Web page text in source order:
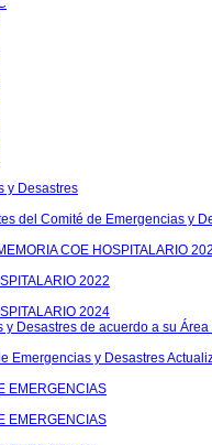
y Desastres
del Comité de Emergencias y
COE HOSPITALARIO
2022
2024
y Desastres de acuerdo a su
Emergencias y Desastres
EMERGENCIAS
EMERGENCIAS